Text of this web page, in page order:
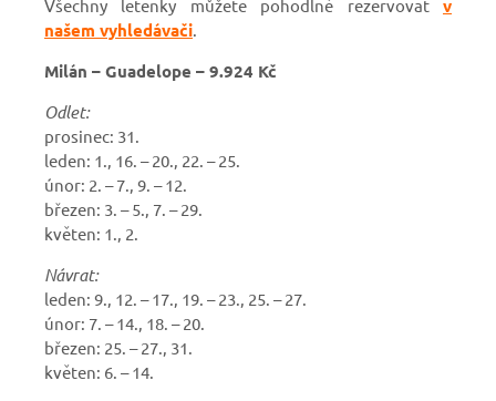
Všechny letenky můžete pohodlně rezervovat v
našem vyhledávači.
Milán – Guadelope – 9.924 Kč
Odlet:
prosinec: 31.
leden: 1., 16. – 20., 22. – 25.
únor: 2. – 7., 9. – 12.
březen: 3. – 5., 7. – 29.
květen: 1., 2.
Návrat:
leden: 9., 12. – 17., 19. – 23., 25. – 27.
únor: 7. – 14., 18. – 20.
březen: 25. – 27., 31.
květen: 6. – 14.